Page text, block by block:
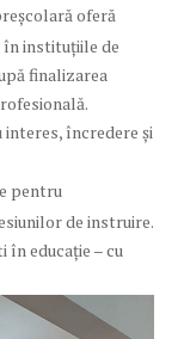
oferă
instituțiile de
finalizarea
încredere și
pentru
de instruire.
educație – cu